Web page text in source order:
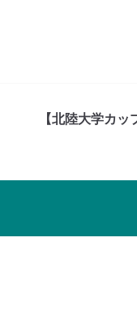
【北陸大学カ